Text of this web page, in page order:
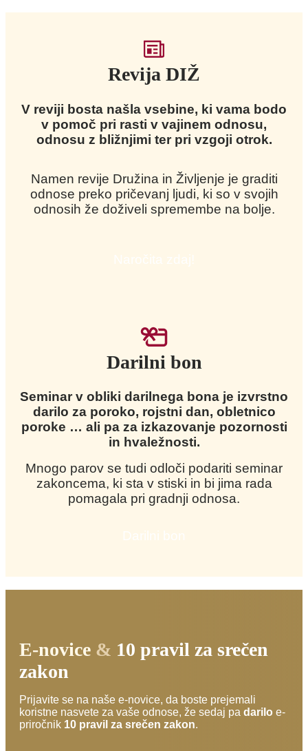
Revija DIŽ
V reviji bosta našla vsebine, ki vama bodo
v pomoč pri rasti v vajinem odnosu,
odnosu z bližnjimi ter pri vzgoji otrok.
Namen revije Družina in Življenje je graditi
odnose preko pričevanj ljudi, ki so v svojih
odnosih že doživeli spremembe na bolje.
Darilni bon
Seminar v obliki darilnega bona je izvrstno
darilo za poroko, rojstni dan, obletnico
poroke … ali pa za izkazovanje pozornosti
in hvaležnosti.
Mnogo parov se tudi odloči podariti seminar
zakoncema, ki sta v stiski in bi jima rada
pomagala pri gradnji odnosa.
E-novice & 10 pravil za srečen
zakon
Prijavite se na naše e-novice, da boste prejemali
koristne nasvete za vaše odnose, že sedaj pa darilo e-
priročnik 10 pravil za srečen zakon.